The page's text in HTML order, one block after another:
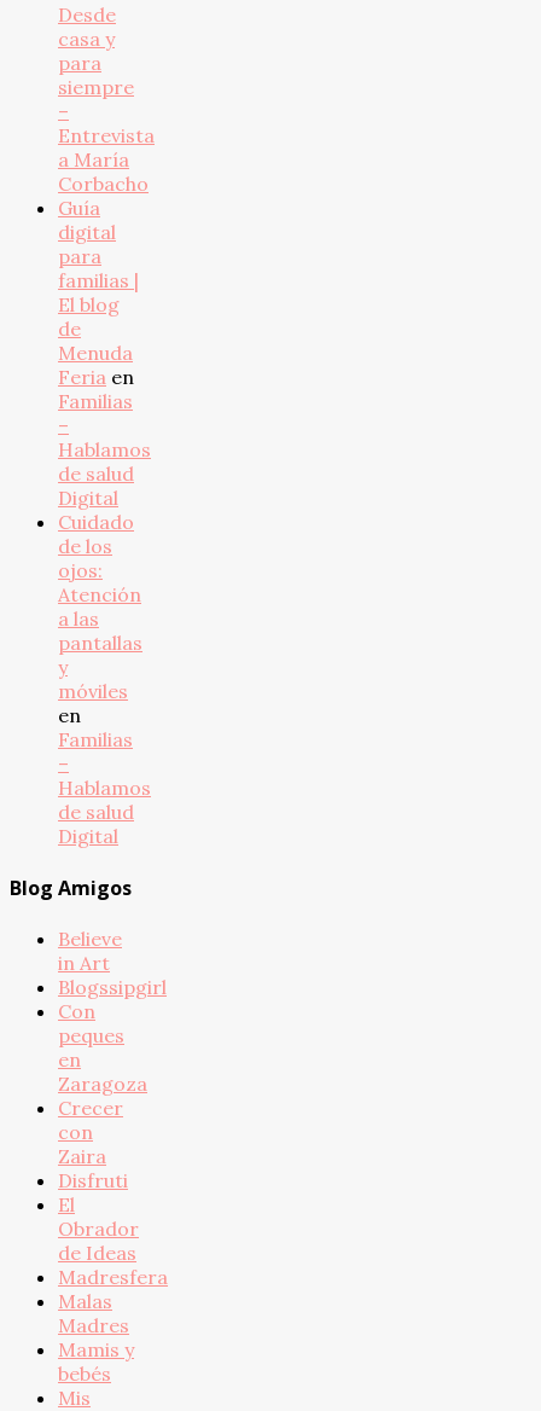
Desde
casa y
para
siempre
–
Entrevista
a María
Corbacho
Guía
digital
para
familias |
El blog
de
Menuda
Feria en
Familias
–
Hablamos
de salud
Digital
Cuidado
de los
ojos:
Atención
a las
pantallas
y
móviles
en
Familias
–
Hablamos
de salud
Digital
Blog Amigos
Believe
in Art
Blogssipgirl
Con
peques
en
Zaragoza
Crecer
con
Zaira
Disfruti
El
Obrador
de Ideas
Madresfera
Malas
Madres
Mamis y
bebés
Mis